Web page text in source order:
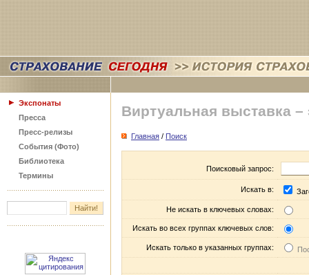
Экспонаты
Пресса
Пресс-релизы
События (Фото)
Библиотека
Термины
Виртуальная выставка –
Главная / Поиск
Поисковый запрос:
Искать в:
Не искать в ключевых словах:
Искать во всех группах ключевых слов:
Искать только в указанных группах: